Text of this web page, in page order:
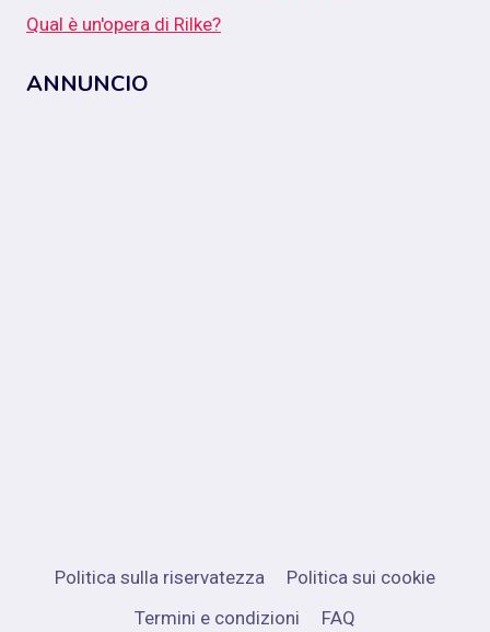
Qual è un'opera di Rilke?
ANNUNCIO
Politica sulla riservatezza
Politica sui cookie
Termini e condizioni
FAQ